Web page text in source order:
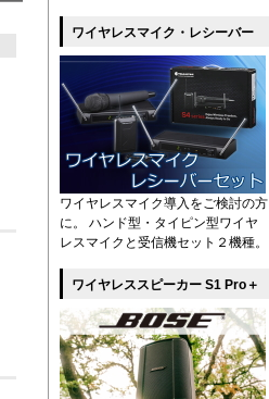
ワイヤレスマイク・レシーバー
ワイヤレスマイク導入をご検討の方
に。 ハンド型・タイピン型ワイヤ
レスマイクと受信機セット２機種。
ワイヤレススピーカー S1 Pro＋